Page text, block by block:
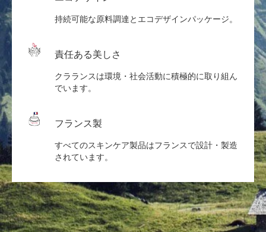
持続可能な原料調達とエコデザインパッケージ。
責任ある美しさ
クラランスは環境・社会活動に積極的に取り組ん
でいます。
フランス製
すべてのスキンケア製品はフランスで設計・製造
されています。